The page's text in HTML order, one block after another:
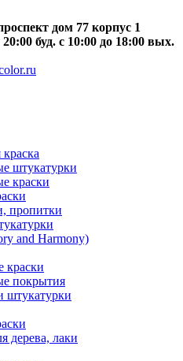
дом 77 корпус 1
20:00 буд. с 10:00 до 18:00 вых.
штукатурки
краски
пропитки
and Harmony)
краски
покрытия
штукатурки
дерева, лаки